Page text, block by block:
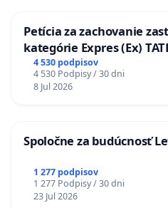
Petícia za zachovanie
kategórie Expres (Ex)
stanici Púchov
4 530 podpisov
4 530 Podpisy / 30 dni
8 Jul 2026
Spoločne za budúcnosť
1 277 podpisov
1 277 Podpisy / 30 dni
23 Jul 2026